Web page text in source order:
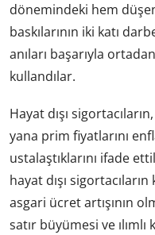
dönemindeki hem
baskılarının iki katı
anıları başarıyla
kullandılar.
Hayat dışı
yana prim fiyatlarını
ustalaştıklarını ifade
hayat dışı
asgari ücret artışının
satır büyümesi ve ılımlı